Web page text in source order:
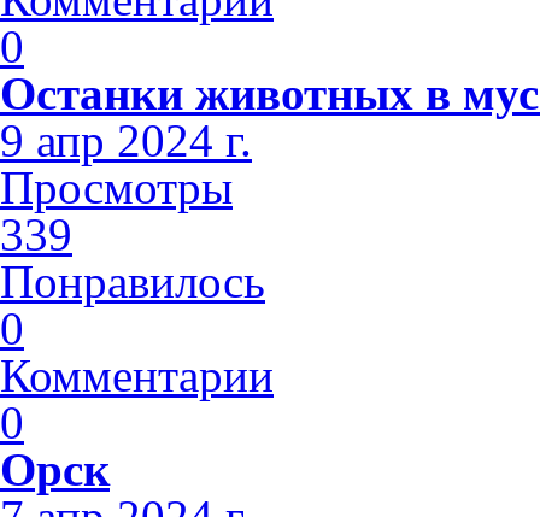
0
Останки животных в
9 апр 2024 г.
Просмотры
339
Понравилось
0
Комментарии
0
Орск